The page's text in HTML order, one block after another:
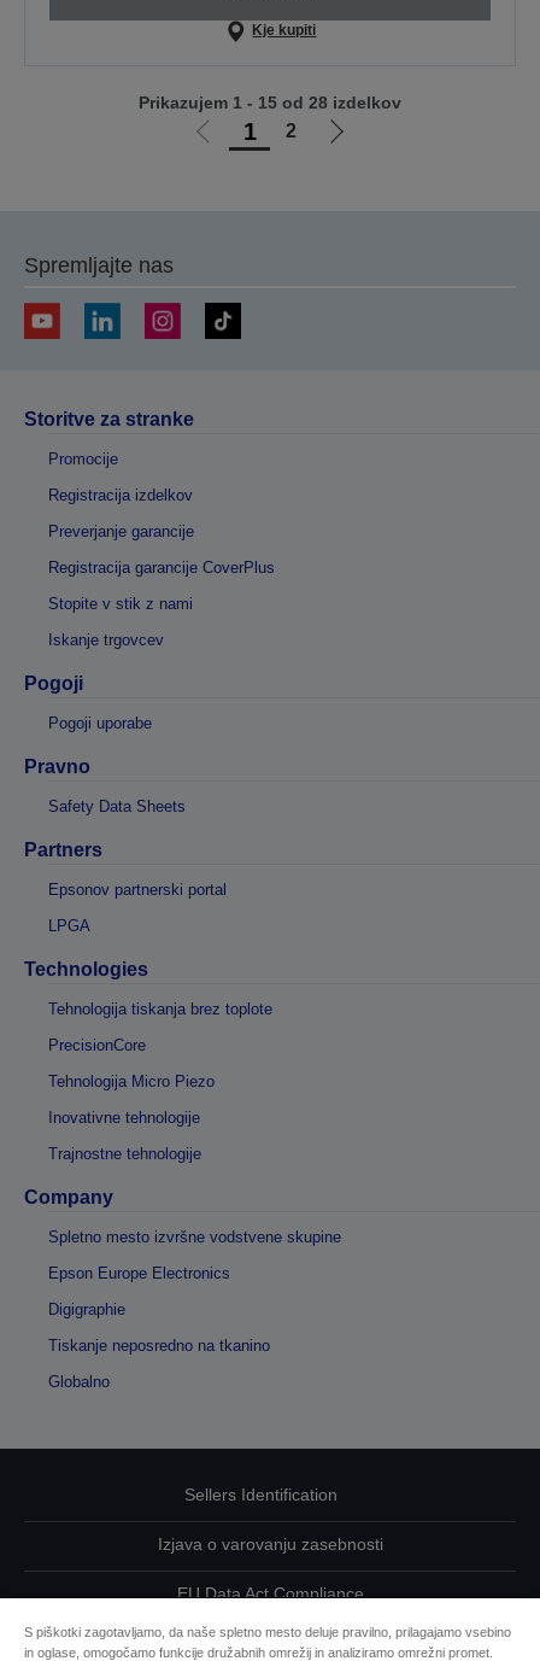
Kje kupiti
Pojdi1 2
Pojdi
Prikazujem 1 - 15 od 28 izdelkov
Spremljajte nas
Storitve za stranke
Promocije
Registracija izdelkov
Preverjanje garancije
Registracija garancije CoverPlus
Stopite v stik z nami
Iskanje trgovcev
Pogoji
Pogoji uporabe
Pravno
Safety Data Sheets
Partners
Epsonov partnerski portal
LPGA
Technologies
Tehnologija tiskanja brez toplote
PrecisionCore
Tehnologija Micro Piezo
Inovativne tehnologije
Trajnostne tehnologije
Company
Spletno mesto izvršne vodstvene skupine
Epson Europe Electronics
Digigraphie
Tiskanje neposredno na tkanino
Globalno
Sellers Identification
Izjava o varovanju zasebnosti
EU Data Act Compliance
Kontaktirajte nas glede svojih podatkov
S piškotki zagotavljamo, da naše spletno mesto deluje pravilno, prilagajamo vsebino
in oglase, omogočamo funkcije družabnih omrežij in analiziramo omrežni promet.